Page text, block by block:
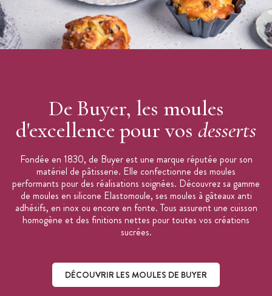
De Buyer, les moules
d'excellence pour vos desserts
Fondée en 1830, de Buyer est une marque réputée pour son
matériel de pâtisserie. Elle confectionne des moules
performants pour des réalisations soignées. Découvrez sa gamme
de moules en silicone Elastomoule, ses moules à gâteaux anti
adhésifs, en inox ou encore en fonte. Tous assurent une cuisson
homogène et des finitions nettes pour toutes vos créations
sucrées.
DÉCOUVRIR LES MOULES DE BUYER